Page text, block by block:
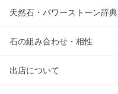
天然石・パワーストーン辞典
石の組み合わせ・相性
出店について